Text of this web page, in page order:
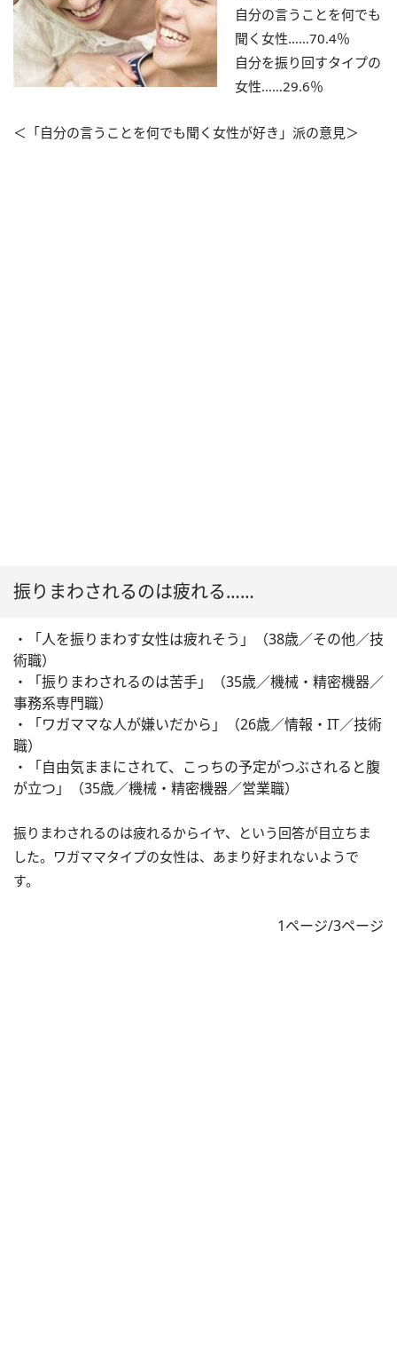
自分の言うことを何でも
聞く女性……70.4％
自分を振り回すタイプの
女性……29.6％
＜「自分の言うことを何でも聞く女性が好き」派の意見＞
振りまわされるのは疲れる……
・「人を振りまわす女性は疲れそう」（38歳／その他／技
術職）
・「振りまわされるのは苦手」（35歳／機械・精密機器／
事務系専門職）
・「ワガママな人が嫌いだから」（26歳／情報・IT／技術
職）
・「自由気ままにされて、こっちの予定がつぶされると腹
が立つ」（35歳／機械・精密機器／営業職）
振りまわされるのは疲れるからイヤ、という回答が目立ちま
した。ワガママタイプの女性は、あまり好まれないようで
す。
1ページ/3ページ